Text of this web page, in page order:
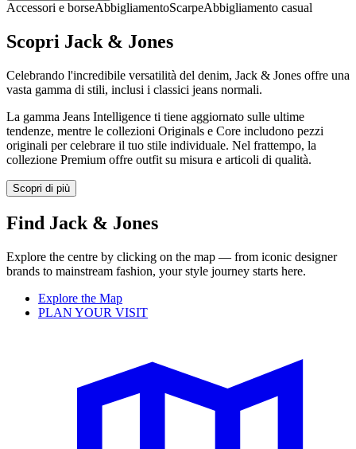
Accessori e borseAbbigliamentoScarpeAbbigliamento casual
Scopri Jack & Jones
Celebrando l'incredibile versatilità del denim, Jack & Jones offre una
vasta gamma di stili, inclusi i classici jeans normali.
La gamma Jeans Intelligence ti tiene aggiornato sulle ultime
tendenze, mentre le collezioni Originals e Core includono pezzi
originali per celebrare il tuo stile individuale. Nel frattempo, la
collezione Premium offre outfit su misura e articoli di qualità.
Scopri di più
Find Jack & Jones
Explore the centre by clicking on the map — from iconic designer
brands to mainstream fashion, your style journey starts here.
Explore the Map
PLAN YOUR VISIT